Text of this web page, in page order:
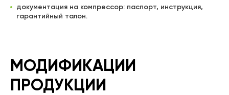
документация на компрессор: паспорт, инструкция,
гарантийный талон.
МОДИФИКАЦИИ
ПРОДУКЦИИ